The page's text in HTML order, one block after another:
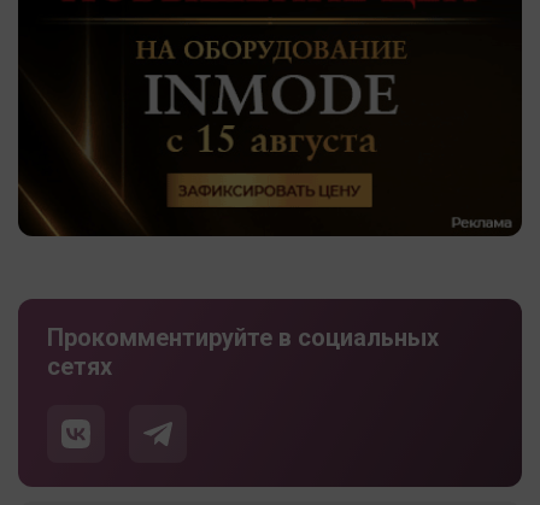
Прокомментируйте в социальных
сетях